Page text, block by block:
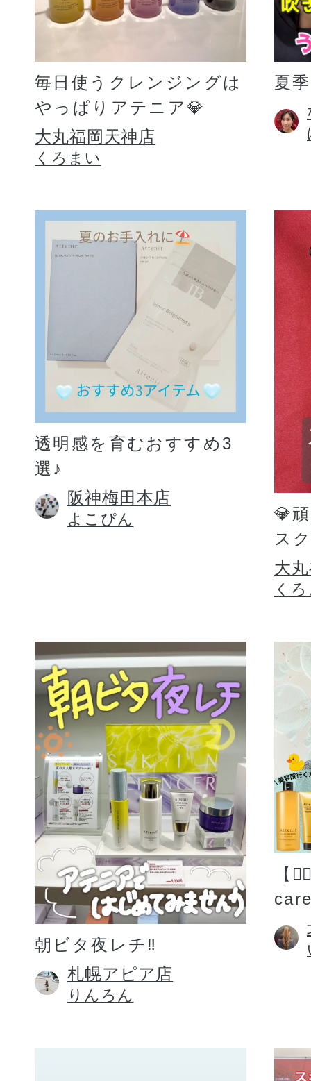
毎日使うクレンジングは
やっぱりアテニア💎
大丸福岡天神店
くろまい
夏
透明感を育むおすすめ3
選♪
阪神梅田本店
よこぴん
💎
ス
大
く
朝ビタ夜レチ‼️
札幌アピア店
りんろん
【